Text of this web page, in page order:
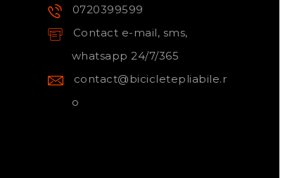
0720399599
Contact e-mail, sms,
whatsapp 24/7/365
contact@bicicletepliabile.r
o